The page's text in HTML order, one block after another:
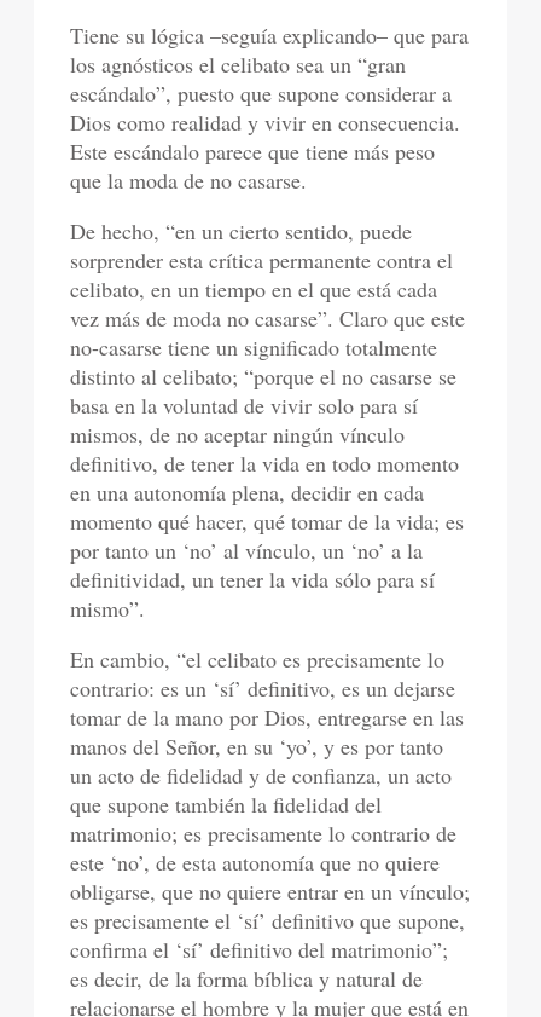
Tiene su lógica –seguía explicando– que para
los agnósticos el celibato sea un “gran
escándalo”, puesto que supone considerar a
Dios como realidad y vivir en consecuencia.
Este escándalo parece que tiene más peso
que la moda de no casarse.
De hecho, “en un cierto sentido, puede
sorprender esta crítica permanente contra el
celibato, en un tiempo en el que está cada
vez más de moda no casarse”. Claro que este
no-casarse tiene un significado totalmente
distinto al celibato; “porque el no casarse se
basa en la voluntad de vivir solo para sí
mismos, de no aceptar ningún vínculo
definitivo, de tener la vida en todo momento
en una autonomía plena, decidir en cada
momento qué hacer, qué tomar de la vida; es
por tanto un ‘no’ al vínculo, un ‘no’ a la
definitividad, un tener la vida sólo para sí
mismo”.
En cambio, “el celibato es precisamente lo
contrario: es un ‘sí’ definitivo, es un dejarse
tomar de la mano por Dios, entregarse en las
manos del Señor, en su ‘yo’, y es por tanto
un acto de fidelidad y de confianza, un acto
que supone también la fidelidad del
matrimonio; es precisamente lo contrario de
este ‘no’, de esta autonomía que no quiere
obligarse, que no quiere entrar en un vínculo;
es precisamente el ‘sí’ definitivo que supone,
confirma el ‘sí’ definitivo del matrimonio”;
es decir, de la forma bíblica y natural de
relacionarse el hombre y la mujer que está en